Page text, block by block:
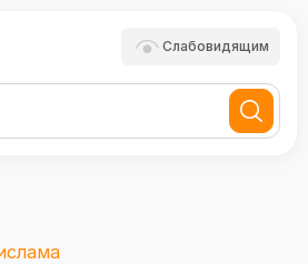
Слабовидящим